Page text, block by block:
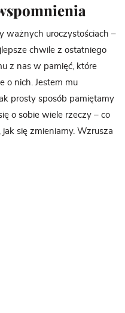
ważnych uroczystościach –
chwile z ostatniego
z nas w pamięć, które
o nich. Jestem mu
prosty sposób pamiętamy
o sobie wiele rzeczy – co
się zmieniamy. Wzrusza